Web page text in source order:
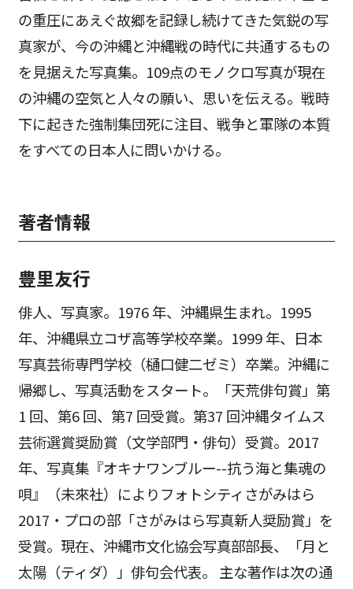
の重圧にあえぐ故郷を記録し続けてきた気鋭の写
真家が、今の沖縄と沖縄戦の時代に共通するもの
を見据えた写真集。109点のモノクロ写真が現在
の沖縄の空気と人々の願い、思いを伝える。戦時
下に起きた強制集団死に注目、戦争と軍隊の本質
をすべての日本人に問いかける。
著者情報
豊里友行
俳人、写真家。1976 年、沖縄県生まれ。1995
年、沖縄県立コザ高等学校卒業。1999 年、日本
写真芸術専門学校（樋口健二ゼミ）卒業。沖縄に
帰郷し、写真活動をスタート。「天荒俳句賞」第
1 回、第6 回、第7 回受賞。第37 回沖縄タイムス
芸術選賞奨励賞（文学部門・俳句）受賞。2017
年、写真集『オキナワンブルー--抗う海と集魂の
唄』（未來社）によりフォトシティさがみはら
2017・プロの部「さがみはら写真新人奨励賞」を
受賞。現在、沖縄市文化協会写真部部長、「月と
太陽（ティダ）」俳句会代表。 主な著作は次の通